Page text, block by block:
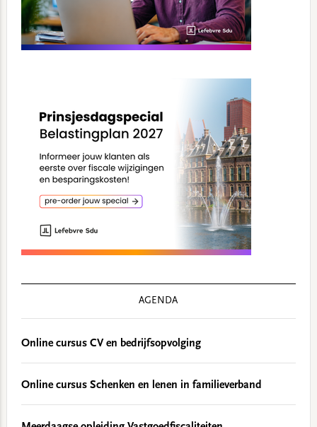
AGENDA
Online cursus CV en bedrijfsopvolging
Online cursus Schenken en lenen in familieverband